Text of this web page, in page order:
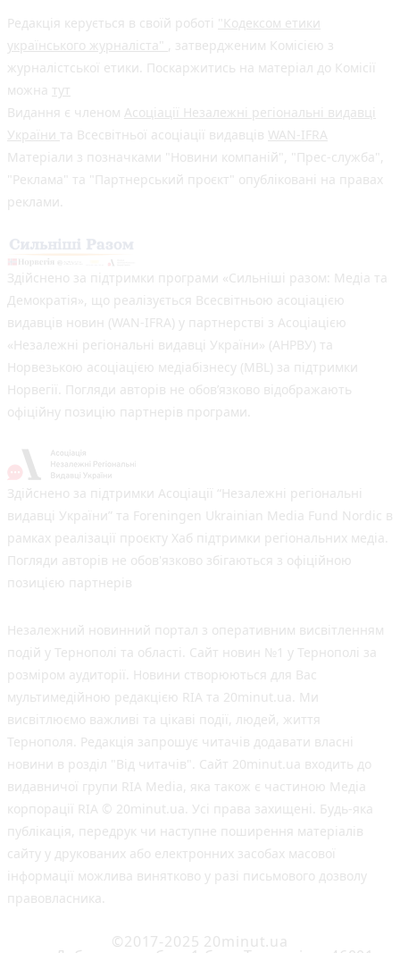
Редакція керується в своїй роботі "Кодексом етики
українського журналіста" , затвердженим Комісією з
журналістської етики. Поскаржитись на матеріал до Комісії
можна тут
Видання є членом Асоціації Незалежні регіональні видавці
України та Всесвітньої асоціації видавців WAN-IFRA
Матеріали з позначками "Новини компаній", "Прес-служба",
"Реклама" та "Партнерський проєкт" опубліковані на правах
реклами.
Здійснено за підтримки програми «Сильніші разом: Медіа та
Демократія», що реалізується Всесвітньою асоціацією
видавців новин (WAN-IFRA) у партнерстві з Асоціацією
«Незалежні регіональні видавці України» (АНРВУ) та
Норвезькою асоціацією медіабізнесу (MBL) за підтримки
Норвегії. Погляди авторів не обов’язково відображають
офіційну позицію партнерів програми.
Здійснено за підтримки Асоціації “Незалежні регіональні
видавці України” та Foreningen Ukrainian Media Fund Nordic в
рамках реалізації проєкту Хаб підтримки регіональних медіа.
Погляди авторів не обов'язково збігаються з офіційною
позицією партнерів
Незалежний новинний портал з оперативним висвітленням
подій у Тернополі та області. Сайт новин №1 у Тернополі за
розміром аудиторії. Новини створюються для Вас
мультимедійною редакцією RIA та 20minut.ua. Ми
висвітлюємо важливі та цікаві події, людей, життя
Тернополя. Редакція запрошує читачів додавати власні
новини в розділ "Від читачів". Сайт 20minut.ua входить до
видавничої групи RIA Media, яка також є частиною Медіа
корпорації RIA © 20minut.ua. Усі права захищені. Будь-яка
публiкацiя, передрук чи наступне поширення матеріалів
сайту у друкованих або електронних засобах масової
інформації можлива винятково у разі письмового дозволу
правовласника.
©2017-2025 20minut.ua